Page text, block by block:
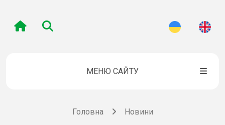
МЕНЮ САЙТУ
Головна Новини